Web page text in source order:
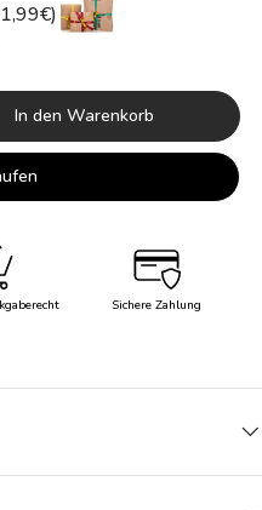
In den Warenkorb
Sichere Zahlung